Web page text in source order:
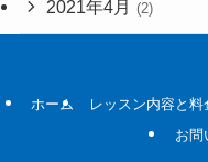
2021年4月 (2)
ホーム レッスン内容と料
お問